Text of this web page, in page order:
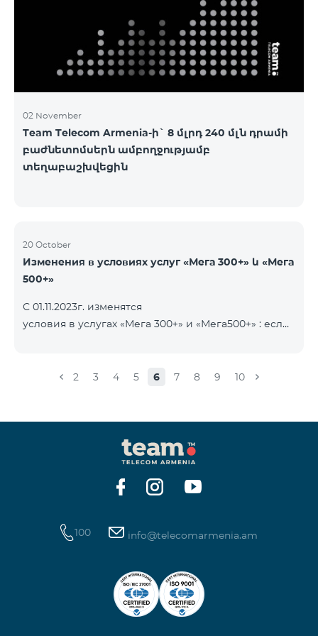
02 November
Team Telecom Armenia-ի` 8 մլրդ 240 մլն դրամի
բաժնետոմսերն ամբողջությամբ
տեղաբաշխվեցին
20 October
Изменения в условиях услуг «Мега 300+» և «Мега
500+»
С 01.11.2023г. изменятся
условия в услугах «Мега 300+» и «Мега500+» : если
продлевается, остаток неиспользованного
100 ГБ.
2 3 4 5 6 7 8 9 10
100 info@telecomarmenia.am